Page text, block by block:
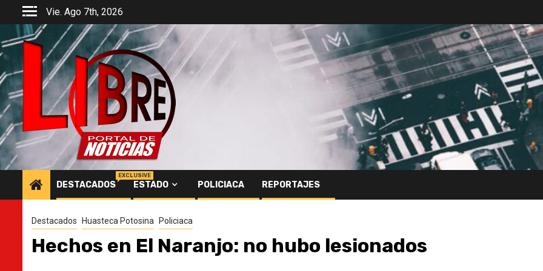
Saltar
contenido
Vie. Ago 7th, 2026
DESTACADOS
EXCLUSIVE
ESTADO POLICIACA REPORTAJES
Destacados Huasteca Potosina Policiaca
Hechos en El Naranjo: no hubo lesionados